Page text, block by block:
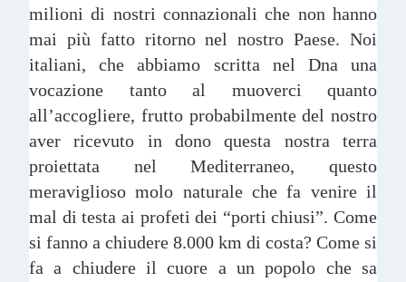
milioni di nostri connazionali che non hanno
mai più fatto ritorno nel nostro Paese. Noi
italiani, che abbiamo scritta nel Dna una
vocazione tanto al muoverci quanto
all’accogliere, frutto probabilmente del nostro
aver ricevuto in dono questa nostra terra
proiettata nel Mediterraneo, questo
meraviglioso molo naturale che fa venire il
mal di testa ai profeti dei “porti chiusi”. Come
si fanno a chiudere 8.000 km di costa? Come si
fa a chiudere il cuore a un popolo che sa